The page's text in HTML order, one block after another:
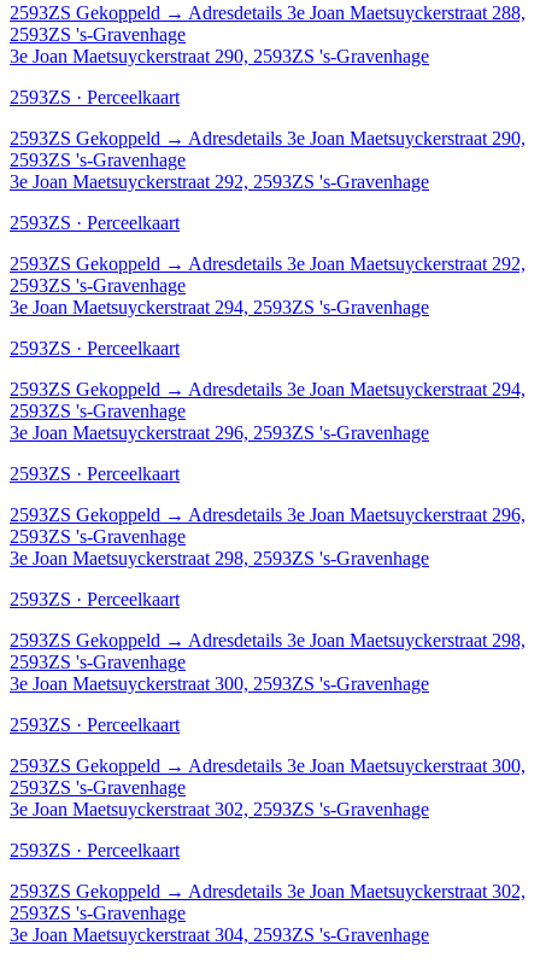
2593ZS Gekoppeld → Adresdetails 3e Joan Maetsuyckerstraat 288,
2593ZS 's-Gravenhage
3e Joan Maetsuyckerstraat 290, 2593ZS 's-Gravenhage
2593ZS · Perceelkaart
2593ZS Gekoppeld → Adresdetails 3e Joan Maetsuyckerstraat 290,
2593ZS 's-Gravenhage
3e Joan Maetsuyckerstraat 292, 2593ZS 's-Gravenhage
2593ZS · Perceelkaart
2593ZS Gekoppeld → Adresdetails 3e Joan Maetsuyckerstraat 292,
2593ZS 's-Gravenhage
3e Joan Maetsuyckerstraat 294, 2593ZS 's-Gravenhage
2593ZS · Perceelkaart
2593ZS Gekoppeld → Adresdetails 3e Joan Maetsuyckerstraat 294,
2593ZS 's-Gravenhage
3e Joan Maetsuyckerstraat 296, 2593ZS 's-Gravenhage
2593ZS · Perceelkaart
2593ZS Gekoppeld → Adresdetails 3e Joan Maetsuyckerstraat 296,
2593ZS 's-Gravenhage
3e Joan Maetsuyckerstraat 298, 2593ZS 's-Gravenhage
2593ZS · Perceelkaart
2593ZS Gekoppeld → Adresdetails 3e Joan Maetsuyckerstraat 298,
2593ZS 's-Gravenhage
3e Joan Maetsuyckerstraat 300, 2593ZS 's-Gravenhage
2593ZS · Perceelkaart
2593ZS Gekoppeld → Adresdetails 3e Joan Maetsuyckerstraat 300,
2593ZS 's-Gravenhage
3e Joan Maetsuyckerstraat 302, 2593ZS 's-Gravenhage
2593ZS · Perceelkaart
2593ZS Gekoppeld → Adresdetails 3e Joan Maetsuyckerstraat 302,
2593ZS 's-Gravenhage
3e Joan Maetsuyckerstraat 304, 2593ZS 's-Gravenhage